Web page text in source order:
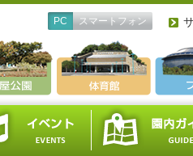
PC スマートフォン